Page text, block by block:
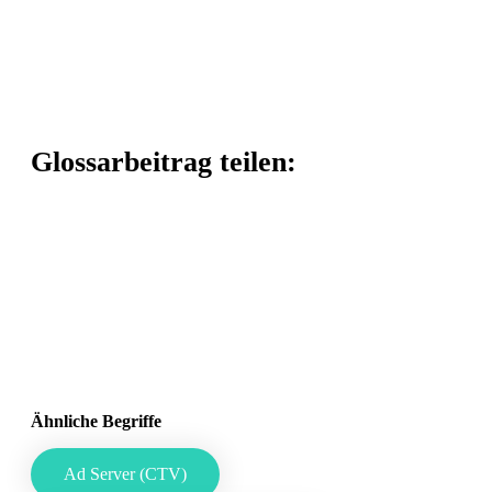
Glossarbeitrag teilen:
Ähnliche Begriffe
Ad Server (CTV)